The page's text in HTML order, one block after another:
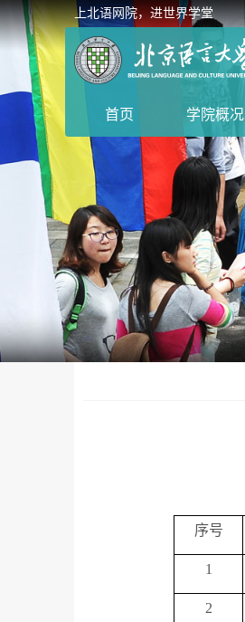
上北语网院，进世界学堂
首页 学院概况
序号
1
2